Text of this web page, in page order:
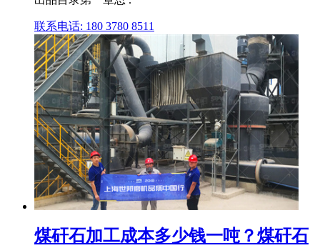
联系电话: 180 3780 8511
煤矸石加工成本多少钱一吨？煤矸石